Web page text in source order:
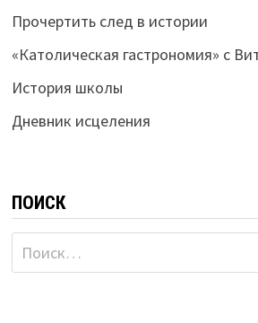
Прочертить след в истории
«Католическая гастрономия» с
История школы
Дневник исцеления
ПОИСК
Найти: